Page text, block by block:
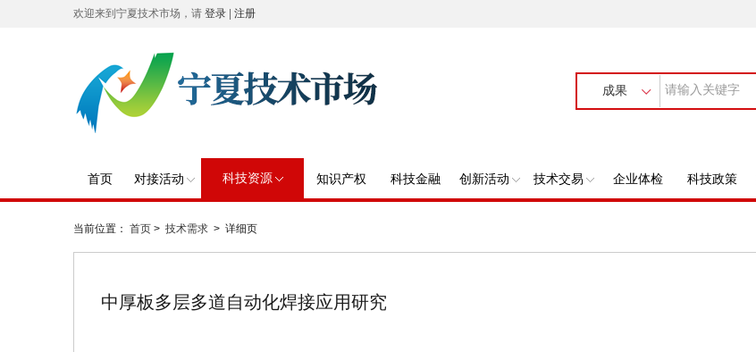
欢迎来到宁夏技术市场，请 登录 注册
成果
首页 对接活动 科技资源 知识产权 科技金融 创新活动 技术交易 企业体检 科技政策
当前位置： 首页 > 技术需求 > 详细页
中厚板多层多道自动化焊接应用研究